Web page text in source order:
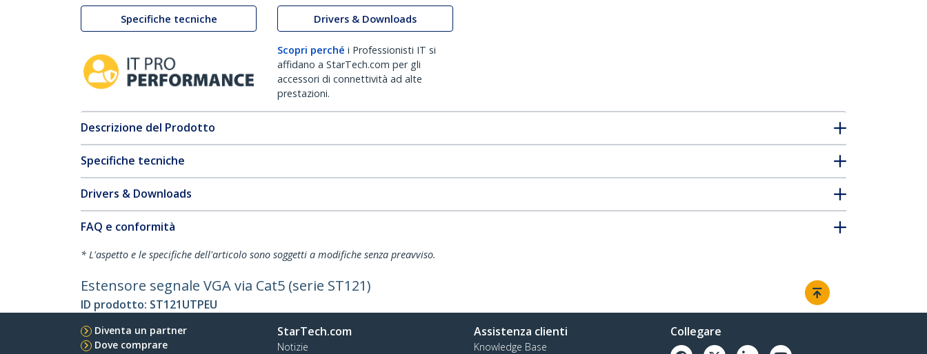
Specifiche tecniche Drivers & Downloads
Scopri perché i Professionisti IT si
affidano a StarTech.com per gli
accessori di connettività ad alte
prestazioni.
Descrizione del Prodotto
Specifiche tecniche
Drivers & Downloads
FAQ e conformità
* L'aspetto e le specifiche dell'articolo sono soggetti a modifiche senza preavviso.
Estensore segnale VGA via Cat5 (serie ST121)
ID prodotto: ST121UTPEU
Diventa un partner
Dove comprare
StarTech.com
Notizie
Assistenza clienti
Knowledge Base
Collegare